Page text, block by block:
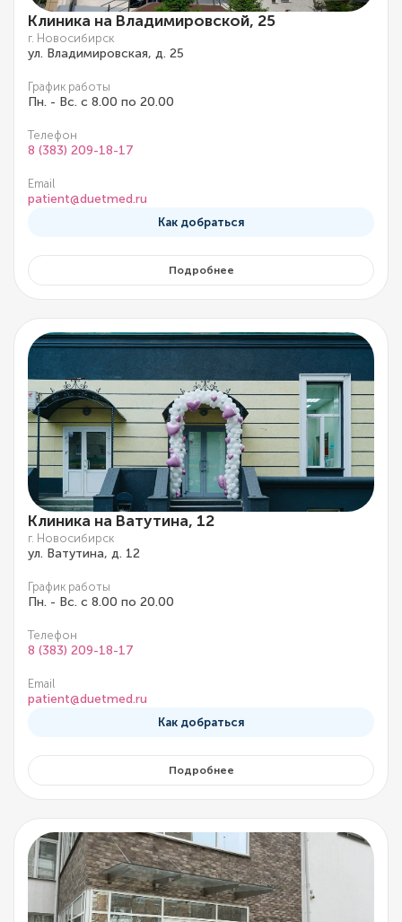
Клиника на Владимировской, 25
г. Новосибирск
ул. Владимировская, д. 25
График работы
Пн. - Вс. с 8.00 по 20.00
Телефон
8 (383) 209-18-17
Email
patient@duetmed.ru
Как добраться
Подробнее
Клиника на Ватутина, 12
г. Новосибирск
ул. Ватутина, д. 12
График работы
Пн. - Вс. с 8.00 по 20.00
Телефон
8 (383) 209-18-17
Email
patient@duetmed.ru
Как добраться
Подробнее